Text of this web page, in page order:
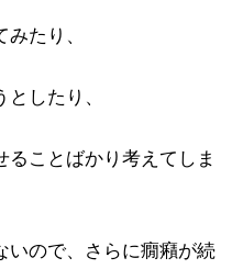
たり、
したり、
ことばかり考えてしま
いので、さらに癇癪が続